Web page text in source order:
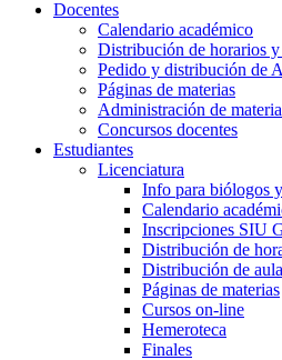
Docentes
Calendario académico
Distribución de horarios y
Pedido y distribución de
Páginas de materias
Administración de
Concursos docentes
Estudiantes
Licenciatura
Info para biólogos
Calendario
Inscripciones SIU
Distribución de
Distribución de
Páginas de materias
Cursos on-line
Hemeroteca
Finales